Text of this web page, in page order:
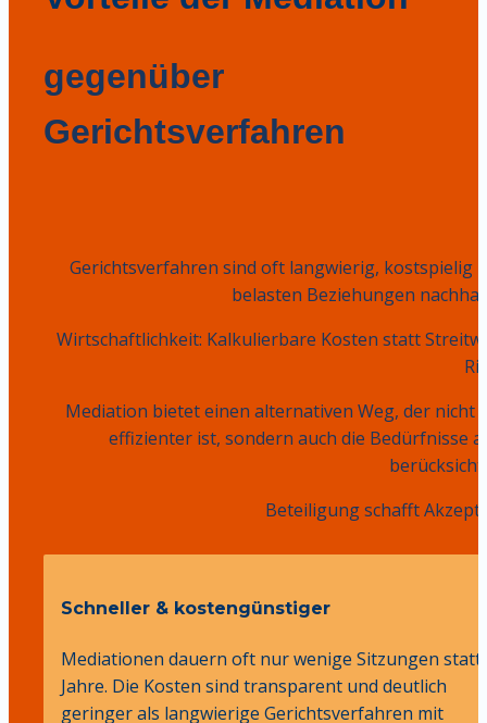
gegenüber
Gerichtsverfahren
Gerichtsverfahren sind oft langwierig, kostspielig
belasten Beziehungen
Wirtschaftlichkeit: Kalkulierbare Kosten statt
Mediation bietet einen alternativen Weg, der nicht
effizienter ist, sondern auch die Bedürfnisse
Beteiligung schafft
Schneller & kostengünstiger
Mediationen dauern oft nur wenige Sitzungen statt
Jahre. Die Kosten sind transparent und deutlich
geringer als langwierige Gerichtsverfahren mit